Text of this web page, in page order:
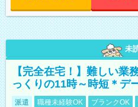
未
【完全在宅！】難しい業
っくりの11時～時短＊デ
派遣 職種未経験OK ブランクOK